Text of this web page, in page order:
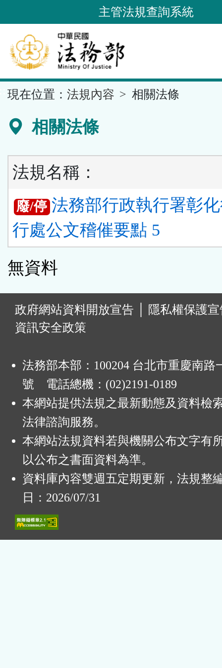
到
要
內
容
區
主管法規查詢系統
現在位置： 法規內容 相關法條
相關法條
法規名稱：
廢/停 法務部行政執行署彰
行處公文稽催要點 5
無資料
政府網站資料開放宣告
隱私權保護
資訊安全政策
法務部本部：100204 台北市重慶南路
號 電話總機：(02)2191-0189
本網站提供法規之最新動態及資料檢
法律諮詢服務。
本網站法規資料若與機關公布文字有
以公布之書面資料為準。
資料庫內容雙週五定期更新，法規整
日：2026/07/31